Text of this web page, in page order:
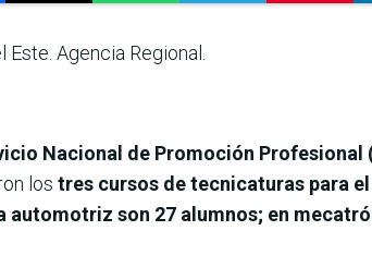
Este. Agencia Regional.
Nacional de Promoción Profesional
los tres cursos de tecnicaturas para
automotriz son 27 alumnos; en